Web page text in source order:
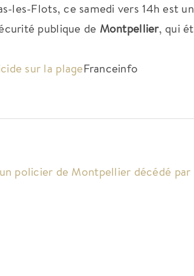
les-Flots, ce samedi vers 14h est un
publique de Montpellier, qui
sur la plageFranceinfo
policier de Montpellier décédé par